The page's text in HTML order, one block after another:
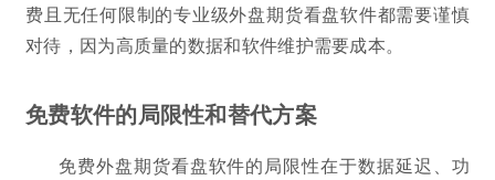
费且无任何限制的专业级外盘期货看盘软件都需要谨慎
对待，因为高质量的数据和软件维护需要成本。
免费软件的局限性和替代方案
免费外盘期货看盘软件的局限性在于数据延迟、功